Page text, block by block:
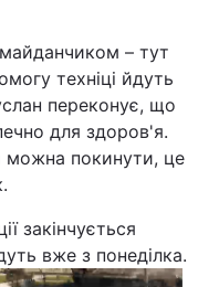
– тут
техніці йдуть
переконує, що
для здоров'я.
можна покинути, це
закінчується
вже з понеділка.